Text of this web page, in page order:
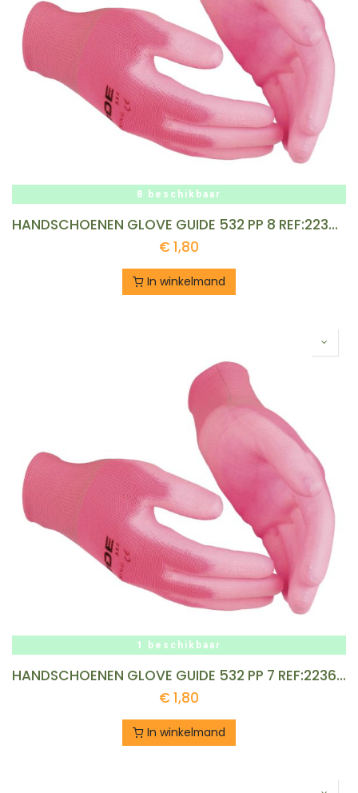
8 beschikbaar
HANDSCHOENEN GLOVE GUIDE 532 PP 8 REF:223602343 GUIDE
€1,80
In winkelmand
1 beschikbaar
HANDSCHOENEN GLOVE GUIDE 532 PP 7 REF:223602335 GUIDE
€1,80
In winkelmand